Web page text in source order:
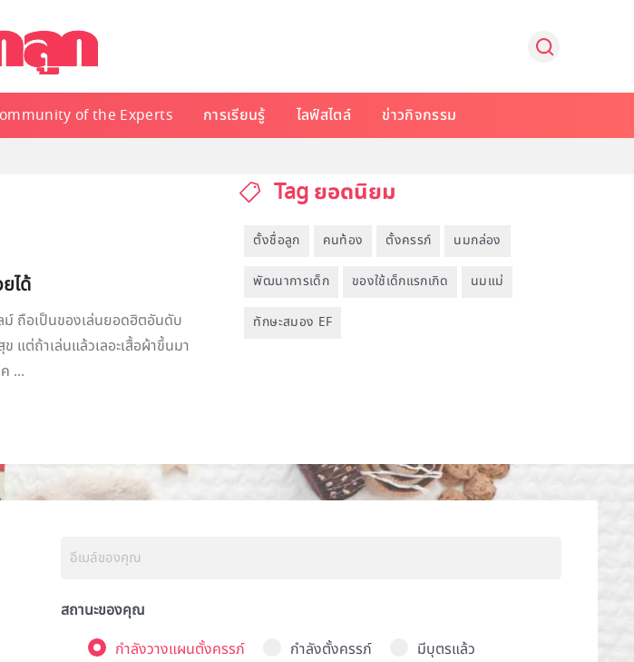
of the Experts การเรียนรู้ ไลฟ์สไตล์ ข่าวกิจกรรม
ได้
ม์ ถือเป็นของเล่นยอดฮิตอันดับ
แต่ถ้าเล่นแล้วเลอะเสื้อผ้าขึ้นมา
...
Tag ยอดนิยม
ตั้งชื่อลูก คนท้อง ตั้งครรภ์ นมกล่อง
พัฒนาการเด็ก ของใช้เด็กแรกเกิด นมแม่
ทักษะสมอง EF
สถานะของคุณ
กำลังวางแผนตั้งครรภ์
กำลังตั้งครรภ์ มีบุตรแล้ว